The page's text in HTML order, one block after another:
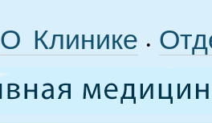
О Клинике •